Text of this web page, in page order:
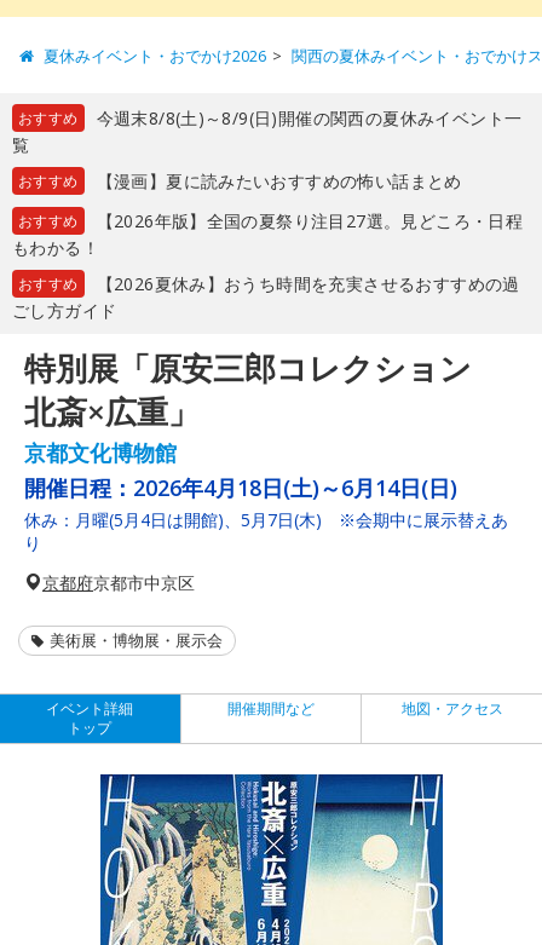
夏休みイベント・おでかけ2026 関西の夏休みイベント・おでかけ
おすすめ
今週末8/8(土)～8/9(日)開催の関西の夏休みイベント一
覧
おすすめ 【漫画】夏に読みたいおすすめの怖い話まとめ
おすすめ
【2026年版】全国の夏祭り注目27選。見どころ・日程
もわかる！
おすすめ
【2026夏休み】おうち時間を充実させるおすすめの過
ごし方ガイド
特別展「原安三郎コレクション
北斎×広重」
京都文化博物館
開催日程： 2026年4月18日(土)～6月14日(日)
休み：月曜(5月4日は開館)、5月7日(木) ※会期中に展示替えあ
り
京都府京都市中京区
美術展・博物展・展示会
イベント詳細
トップ
開催期間など 地図・アクセス